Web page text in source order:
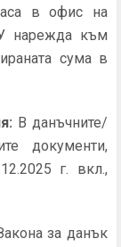
в офис на
нарежда към
сума в
В данъчните/
документи,
г. вкл.,
за данък